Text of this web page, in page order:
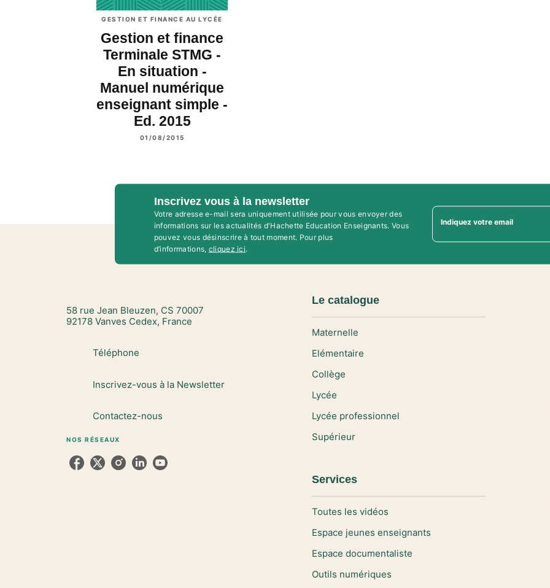
GESTION ET FINANCE AU LYCÉE
Gestion et finance
Terminale STMG -
En situation -
Manuel numérique
enseignant simple -
Ed. 2015
01/08/2015
Inscrivez vous à la newsletter
Votre adresse e-mail sera uniquement utilisée pour vous envoyer des
informations sur les actualités d'Hachette Education Enseignants. Vous
pouvez vous désinscrire à tout moment. Pour plus
d’informations, cliquez ici.
Indiquez votre email
58 rue Jean Bleuzen, CS 70007
92178 Vanves Cedex, France
Téléphone
Inscrivez-vous à la Newsletter
Contactez-nous
NOS RÉSEAUX
Le catalogue
Maternelle
Elémentaire
Collège
Lycée
Lycée professionnel
Supérieur
Services
Toutes les vidéos
Espace jeunes enseignants
Espace documentaliste
Outils numériques